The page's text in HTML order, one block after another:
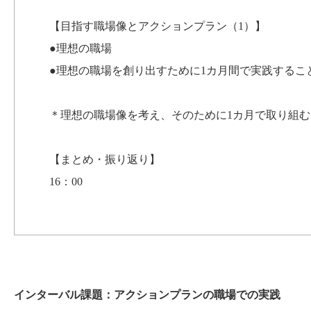
【目指す職場像とアクションプラン（1）】
●理想の職場
●理想の職場を創り出すために1カ月間で実践するこ
＊理想の職場像を考え、そのために1カ月で取り組む
【まとめ・振り返り】
16：00
インターバル課題：アクションプランの職場での実践